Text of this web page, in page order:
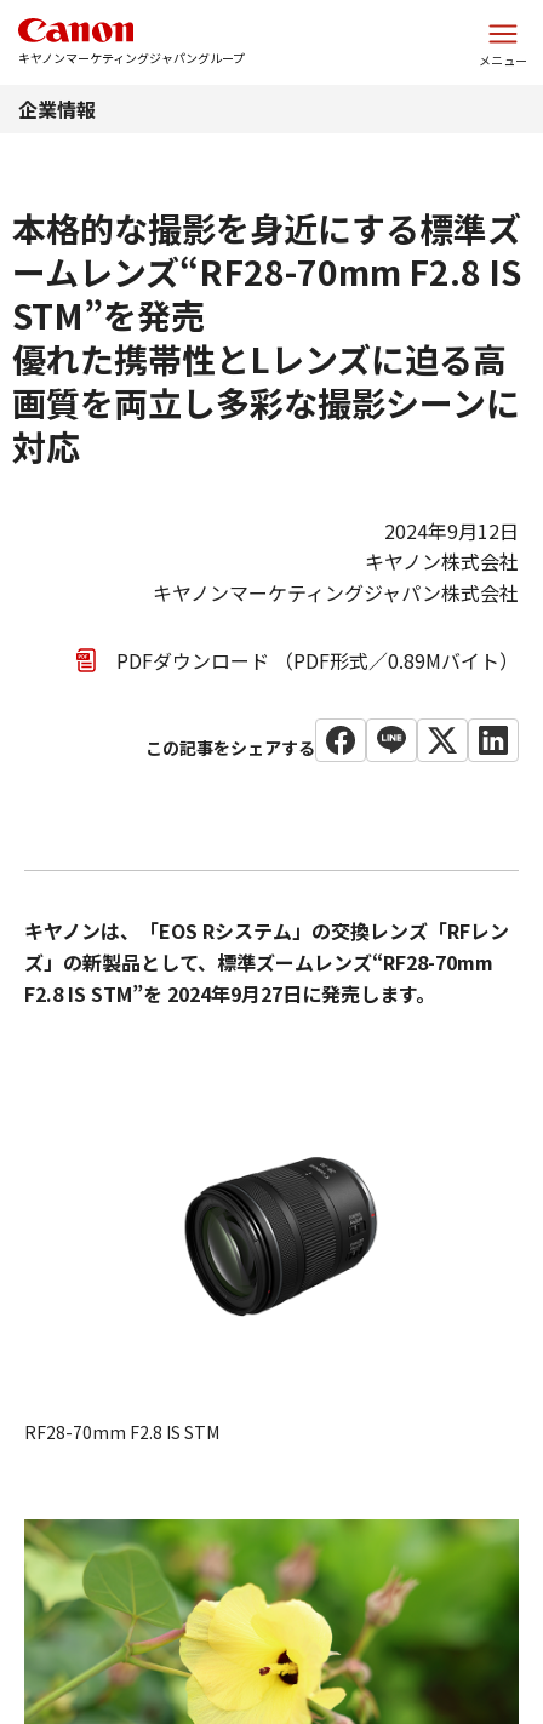
キヤノンマーケティングジャパングループ メニュー
企業情報
本格的な撮影を身近にする標準ズ
ームレンズ“RF28-70mm F2.8 IS
STM”を発売
優れた携帯性とLレンズに迫る高
画質を両立し多彩な撮影シーンに
対応
2024年9月12日
キヤノン株式会社
キヤノンマーケティングジャパン株式会社
PDFダウンロード （PDF形式／0.89Mバイト）
キヤノンは、「EOS Rシステム」の交換レンズ「RFレン
ズ」の新製品として、標準ズームレンズ“RF28-70mm
F2.8 IS STM”を 2024年9月27日に発売します。
RF28-70mm F2.8 IS STM